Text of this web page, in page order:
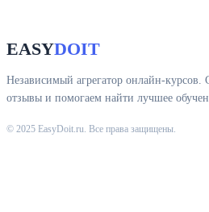
EASYDOIT
Независимый агрегатор онлайн-
отзывы и помогаем найти лучшее
© 2025 EasyDoit.ru. Все права защищены.